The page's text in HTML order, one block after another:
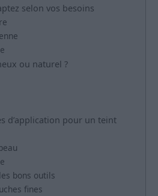
selon vos besoins
ou naturel ?
d’application pour un teint
bons outils
fines